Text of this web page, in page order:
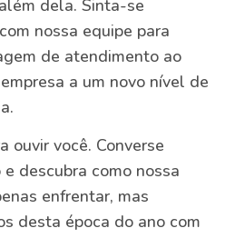
dela. Sinta-se
nossa equipe para
de atendimento ao
a um novo nível de
ouvir você. Converse
descubra como nossa
enfrentar, mas
desta época do ano com